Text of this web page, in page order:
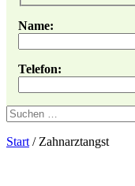
Name:
Telefon:
Start / Zahnarztangst